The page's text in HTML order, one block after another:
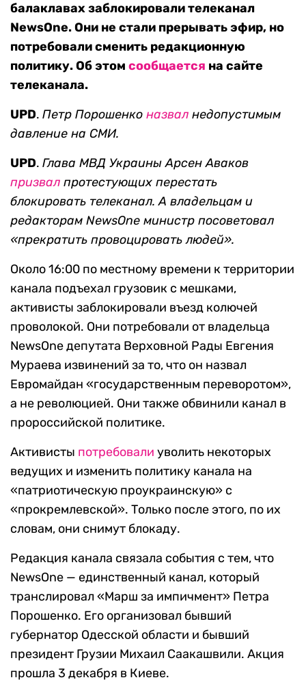
балаклавах заблокировали телеканал
NewsOne. Они не стали прерывать эфир, но
потребовали сменить редакционную
политику. Об этом сообщается на сайте
телеканала.
UPD. Петр Порошенко назвал недопустимым
давление на СМИ.
UPD. Глава МВД Украины Арсен Аваков
призвал протестующих перестать
блокировать телеканал. А владельцам и
редакторам NewsOne министр посоветовал
«прекратить провоцировать людей».
Около 16:00 по местному времени к территории
канала подъехал грузовик с мешками,
активисты заблокировали въезд колючей
проволокой. Они потребовали от владельца
NewsOne депутата Верховной Рады Евгения
Мураева извинений за то, что он назвал
Евромайдан «государственным переворотом»,
а не революцией. Они также обвинили канал в
пророссийской политике.
Активисты потребовали уволить некоторых
ведущих и изменить политику канала на
«патриотическую проукраинскую» с
«прокремлевской». Только после этого, по их
словам, они снимут блокаду.
Редакция канала связала события с тем, что
NewsOne — единственный канал, который
транслировал «Марш за импичмент» Петра
Порошенко. Его организовал бывший
губернатор Одесской области и бывший
президент Грузии Михаил Саакашвили. Акция
прошла 3 декабря в Киеве.